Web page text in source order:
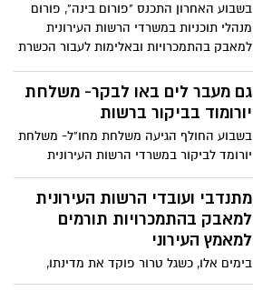
בשבוע האחרון התכנס "פורום בינה", פורום
מנהלי תוכניות במשרדי הרשות העירונית
למאבק בהתמכרויות ובאלימות לעבור הכשרת
גם מעבר לים באו לבקר- משלחת
יורומוד בביקור ברשות
בשבוע החולף הגיעה משלחת מחו"ל- משלחת
יורומד לביקור במשרדי הרשות העירונית
למאבק בהתמכרויות ובאלימות אשדוד
מתנדבי ועובדי הרשות העירונית
למאבק בהתמכרויות תורמים
למאמץ העירוני
בימים אלו, כשגל טרור פוקד את מדינתו,
באשדוד מרימים את הכפפה ומאיישים